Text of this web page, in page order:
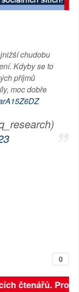
chudobu
Kdyby se to
příjmů
moc dobře
0
čtenářů.